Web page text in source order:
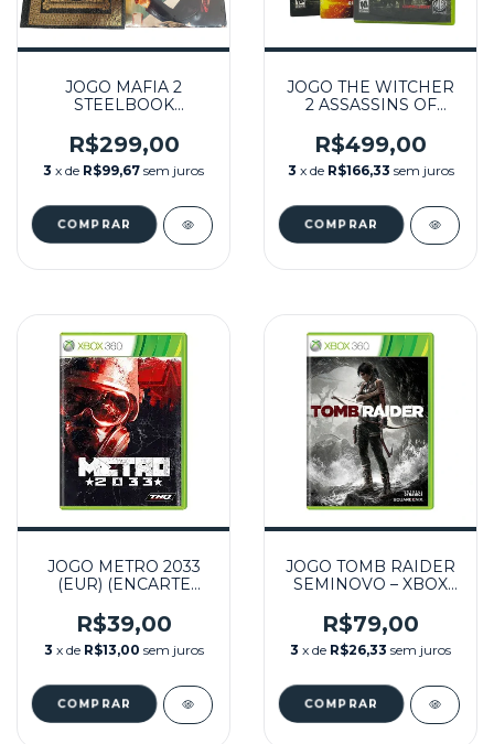
JOGO MAFIA 2
STEELBOOK
360
R$299,00
3 x de R$99,67 sem juros
JOGO THE WITCHER
2 ASSASSINS OF
EDITION SEMINOVO
– XBOX 360
R$499,00
3 x de R$166,33 sem juros
JOGO METRO 2033
(EUR) (ENCARTE
SEMINOVO - XBOX
360
R$39,00
3 x de R$13,00 sem juros
JOGO TOMB RAIDER
SEMINOVO – XBOX
R$79,00
3 x de R$26,33 sem juros